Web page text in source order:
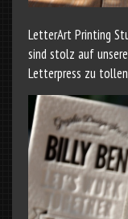
LetterArt Printing
sind stolz auf
Letterpress zu tollen